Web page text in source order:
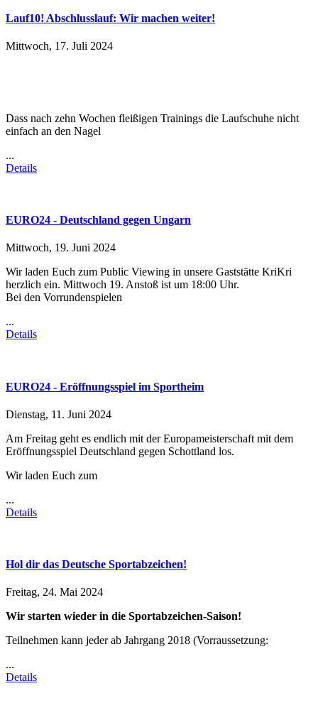
Lauf10! Abschlusslauf: Wir machen weiter!
Mittwoch, 17. Juli 2024
Dass nach zehn Wochen fleißigen Trainings die Laufschuhe nicht
einfach an den Nagel
...
Details
EURO24 - Deutschland gegen Ungarn
Mittwoch, 19. Juni 2024
Wir laden Euch zum Public Viewing in unsere Gaststätte KriKri
herzlich ein. Mittwoch 19. Anstoß ist um 18:00 Uhr.
Bei den Vorrundenspielen
...
Details
EURO24 - Eröffnungsspiel im Sportheim
Dienstag, 11. Juni 2024
Am Freitag geht es endlich mit der Europameisterschaft mit dem
Eröffnungsspiel Deutschland gegen Schottland los.
Wir laden Euch zum
...
Details
Hol dir das Deutsche Sportabzeichen!
Freitag, 24. Mai 2024
Wir starten wieder in die Sportabzeichen-Saison!
Teilnehmen kann jeder ab Jahrgang 2018 (Vorraussetzung:
...
Details